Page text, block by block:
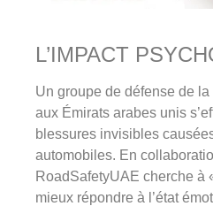
L’IMPACT
Un groupe de défense de
aux Émirats arabes unis
blessures invisibles
automobiles. En
RoadSafetyUAE cherche à
mieux répondre à l’état